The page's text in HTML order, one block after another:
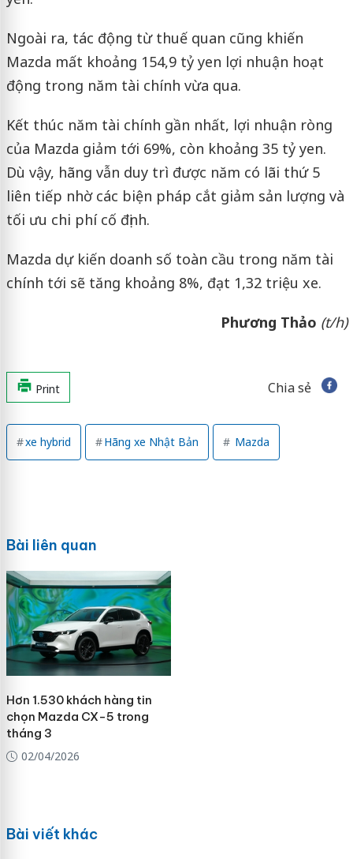
Ngoài ra, tác động từ thuế quan cũng khiến
Mazda mất khoảng 154,9 tỷ yen lợi nhuận hoạt
động trong năm tài chính vừa qua.
Kết thúc năm tài chính gần nhất, lợi nhuận ròng
của Mazda giảm tới 69%, còn khoảng 35 tỷ yen.
Dù vậy, hãng vẫn duy trì được năm có lãi thứ 5
liên tiếp nhờ các biện pháp cắt giảm sản lượng và
tối ưu chi phí cố định.
Mazda dự kiến doanh số toàn cầu trong năm tài
chính tới sẽ tăng khoảng 8%, đạt 1,32 triệu xe.
Phương Thảo (t/h)
Print Chia sẻ
xe hybrid Hãng xe Nhật Bản Mazda
Bài liên quan
Hơn 1.530 khách hàng tin
chọn Mazda CX-5 trong
tháng 3
02/04/2026
Bài viết khác